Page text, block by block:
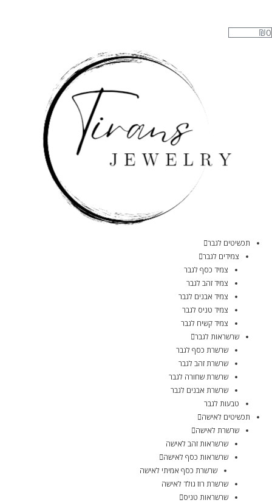
₪0
תכשיטים לגבר
צמידים לגבר
צמיד כסף לגבר
צמיד זהב לגבר
צמיד אבנים לגבר
צמיד טניס לגבר
צמיד קשיח לגבר
שרשראות לגבר
שרשרת כסף לגבר
שרשרת זהב לגבר
שרשרת שחורה לגבר
שרשרת אבנים לגבר
טבעות לגבר
תכשיטים לאישה
שרשרת לאישה
שרשראות זהב לאישה
שרשראות כסף לאישה
שרשרת כסף אמיתי לאישה
שרשרת רוז גולד לאישה
שרשראות טניס